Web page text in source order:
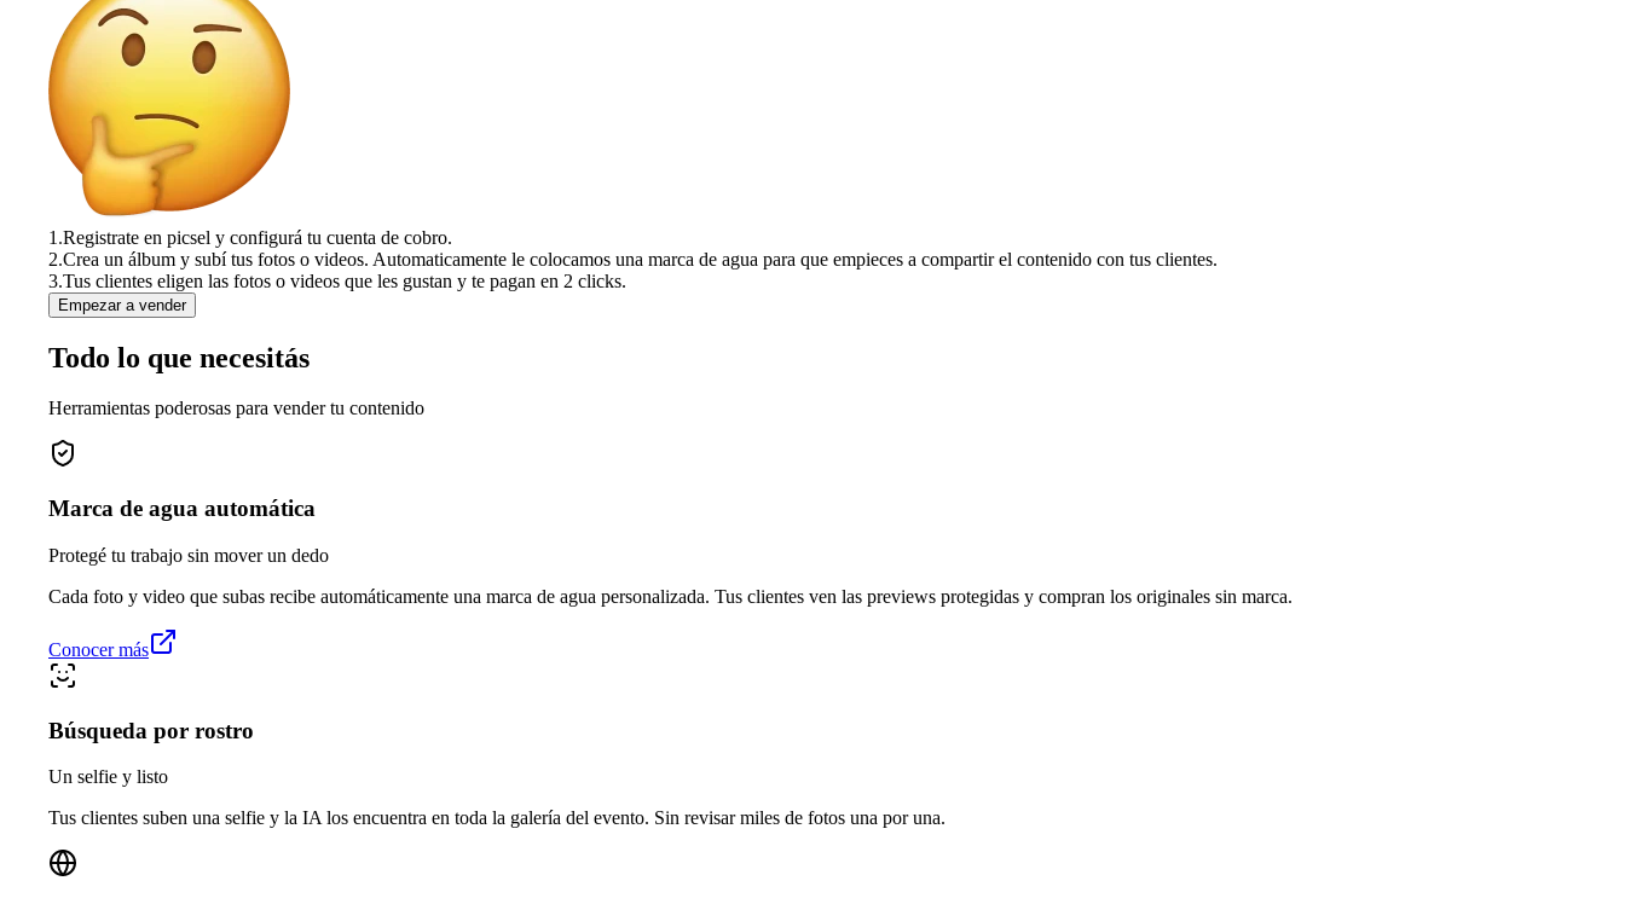
1.Registrate en picsel y configurá tu cuenta de cobro.
2.Crea un álbum y subí tus fotos o videos. Automaticamente le colocamos una marca de agua para que empieces a compartir el contenido con tus clientes.
3.Tus clientes eligen las fotos o videos que les gustan y te pagan en 2 clicks.
Empezar a vender
Todo lo que necesitás
Herramientas poderosas para vender tu contenido
Marca de agua automática
Protegé tu trabajo sin mover un dedo
Cada foto y video que subas recibe automáticamente una marca de agua personalizada. Tus clientes ven las previews protegidas y compran los originales sin marca.
Conocer más
Búsqueda por rostro
Un selfie y listo
Tus clientes suben una selfie y la IA los encuentra en toda la galería del evento. Sin revisar miles de fotos una por una.